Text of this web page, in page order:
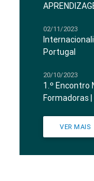
02/11/2023
Portugal
20/10/2023
1.º Encontro
Formadoras
VER MAIS